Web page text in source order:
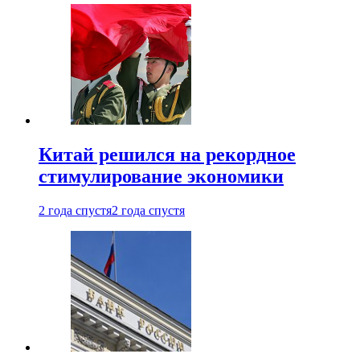
Китай решился на рекордное
стимулирование экономики
2 года спустя2 года спустя